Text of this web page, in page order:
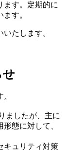
ます。定期的に
す。
たします。
せ
ましたが、主に
態に対して、
キュリティ対策